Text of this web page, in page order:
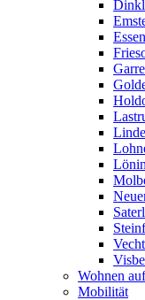
Essen
Wohnen
Mobilität